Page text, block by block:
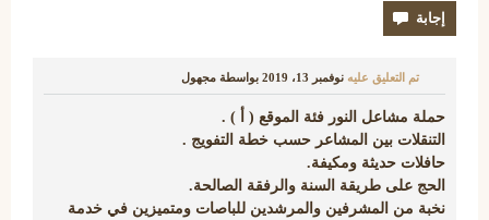
تم التعليق عليه نوفمبر 13، 2019 بواسطة مجهول
حملة مشاعل النور فئة الموقع ( أ ) .
التنقلات بين المشاعر حسب خطة التفويج .
حافلات حديثة ومكيفة.
الحج على طريقة السنة والرفقة الصالحة.
نخبة من المشرفين والمرشدين للباصات ومتميزين في خدمة